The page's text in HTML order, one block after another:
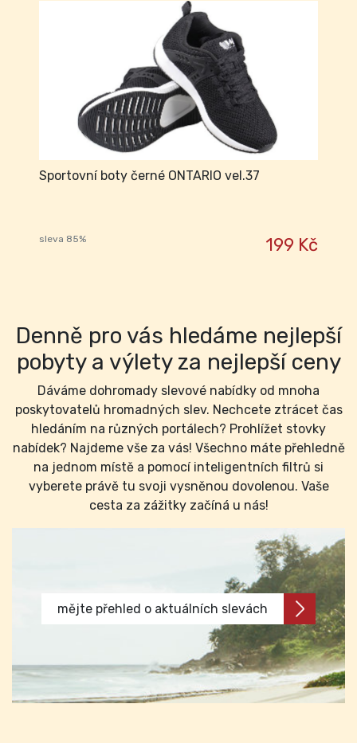
Sportovní boty černé ONTARIO vel.37
sleva 85% 199 Kč
Denně pro vás hledáme nejlepší
pobyty a výlety za nejlepší ceny
Dáváme dohromady slevové nabídky od mnoha
poskytovatelů hromadných slev. Nechcete ztrácet čas
hledáním na různých portálech? Prohlížet stovky
nabídek? Najdeme vše za vás! Všechno máte přehledně
na jednom místě a pomocí inteligentních filtrů si
vyberete právě tu svoji vysněnou dovolenou. Vaše
cesta za zážitky začíná u nás!
mějte přehled o aktuálních slevách